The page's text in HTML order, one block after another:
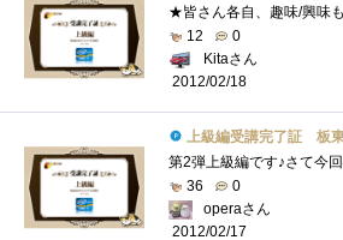
12
0
Kitaさん
2012/02/18
上級編受講完了証 板東寛司
36
0
operaさん
2012/02/17